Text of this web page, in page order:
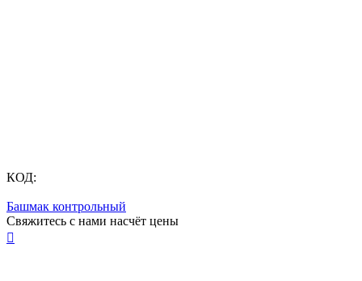
КОД:
Башмак контрольный
Свяжитесь с нами насчёт цены
